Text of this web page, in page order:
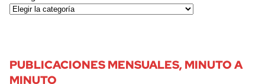
PUBLICACIONES MENSUALES, MINUTO A
MINUTO